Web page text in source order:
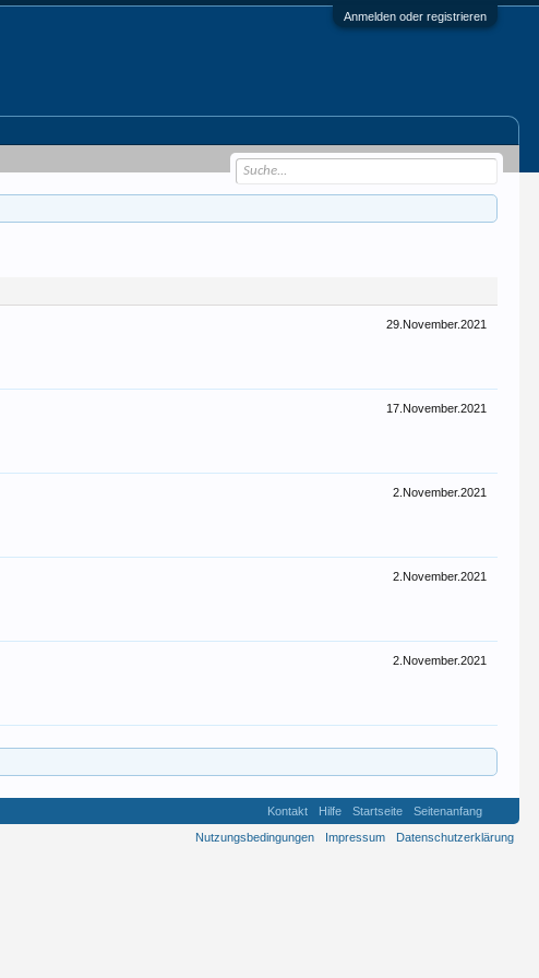
Anmelden oder registrieren
29.November.2021
17.November.2021
2.November.2021
2.November.2021
2.November.2021
Kontakt Hilfe Startseite
Seitenanfang
Nutzungsbedingungen
Impressum Datenschutzerklärung